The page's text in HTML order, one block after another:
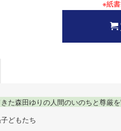
※紙
た森田ゆりの人間のいのちと尊厳
どもたち